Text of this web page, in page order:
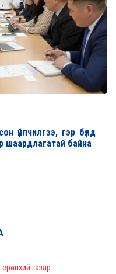
үйлчилгээ, гэр бүлд
шаардлагатай байна
газар